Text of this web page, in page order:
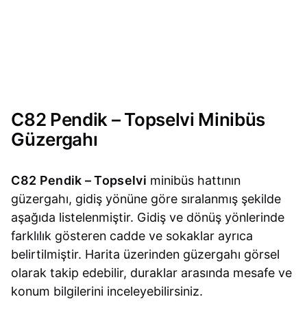
C82 Pendik – Topselvi Minibüs
Güzergahı
C82 Pendik – Topselvi minibüs hattının
güzergahı, gidiş yönüne göre sıralanmış şekilde
aşağıda listelenmiştir. Gidiş ve dönüş yönlerinde
farklılık gösteren cadde ve sokaklar ayrıca
belirtilmiştir. Harita üzerinden güzergahı görsel
olarak takip edebilir, duraklar arasında mesafe ve
konum bilgilerini inceleyebilirsiniz.